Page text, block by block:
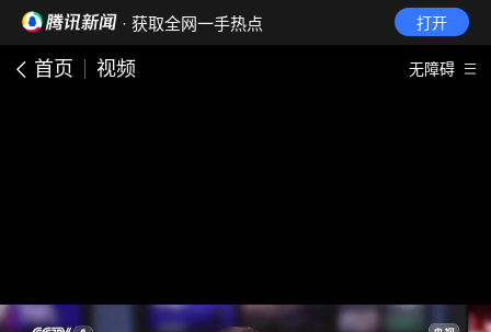
· 获取全网一手热点 打开
首页 视频 无障碍